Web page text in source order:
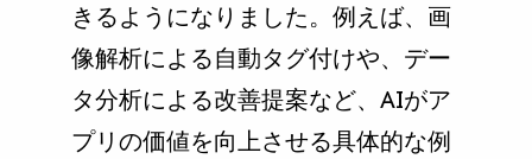
きるようになりました。例えば、画
像解析による自動タグ付けや、デー
タ分析による改善提案など、AIがア
プリの価値を向上させる具体的な例